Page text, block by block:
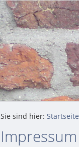
Sie sind hier: Startseite
Impressum